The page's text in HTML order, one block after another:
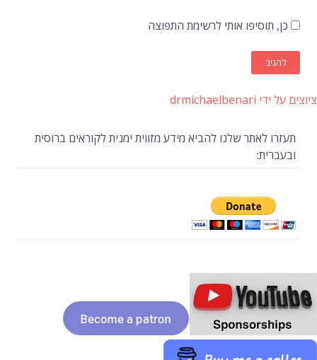
כן, תוסיפו אותי לרשימת התפוצה
ציוצים על ידי drmichaelbenari
תעזרו לאתר שלנו להביא מידע מזווית ימנית לקוראים ברוסית
ובעברית: